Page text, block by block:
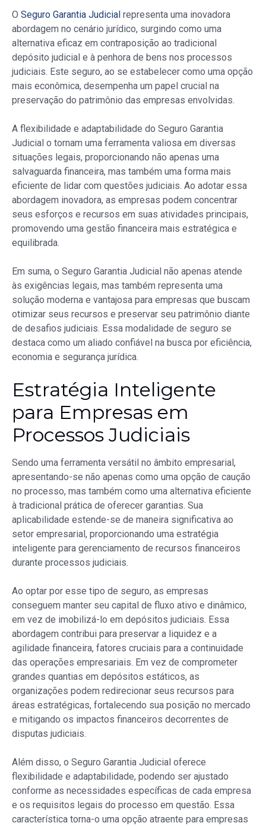
O Seguro Garantia Judicial representa uma inovadora
abordagem no cenário jurídico, surgindo como uma
alternativa eficaz em contraposição ao tradicional
depósito judicial e à penhora de bens nos processos
judiciais. Este seguro, ao se estabelecer como uma opção
mais econômica, desempenha um papel crucial na
preservação do patrimônio das empresas envolvidas.
A flexibilidade e adaptabilidade do Seguro Garantia
Judicial o tornam uma ferramenta valiosa em diversas
situações legais, proporcionando não apenas uma
salvaguarda financeira, mas também uma forma mais
eficiente de lidar com questões judiciais. Ao adotar essa
abordagem inovadora, as empresas podem concentrar
seus esforços e recursos em suas atividades principais,
promovendo uma gestão financeira mais estratégica e
equilibrada.
Em suma, o Seguro Garantia Judicial não apenas atende
às exigências legais, mas também representa uma
solução moderna e vantajosa para empresas que buscam
otimizar seus recursos e preservar seu patrimônio diante
de desafios judiciais. Essa modalidade de seguro se
destaca como um aliado confiável na busca por eficiência,
economia e segurança jurídica.
Estratégia Inteligente
para Empresas em
Processos Judiciais
Sendo uma ferramenta versátil no âmbito empresarial,
apresentando-se não apenas como uma opção de caução
no processo, mas também como uma alternativa eficiente
à tradicional prática de oferecer garantias. Sua
aplicabilidade estende-se de maneira significativa ao
setor empresarial, proporcionando uma estratégia
inteligente para gerenciamento de recursos financeiros
durante processos judiciais.
Ao optar por esse tipo de seguro, as empresas
conseguem manter seu capital de fluxo ativo e dinâmico,
em vez de imobilizá-lo em depósitos judiciais. Essa
abordagem contribui para preservar a liquidez e a
agilidade financeira, fatores cruciais para a continuidade
das operações empresariais. Em vez de comprometer
grandes quantias em depósitos estáticos, as
organizações podem redirecionar seus recursos para
áreas estratégicas, fortalecendo sua posição no mercado
e mitigando os impactos financeiros decorrentes de
disputas judiciais.
Além disso, o Seguro Garantia Judicial oferece
flexibilidade e adaptabilidade, podendo ser ajustado
conforme as necessidades específicas de cada empresa
e os requisitos legais do processo em questão. Essa
característica torna-o uma opção atraente para empresas